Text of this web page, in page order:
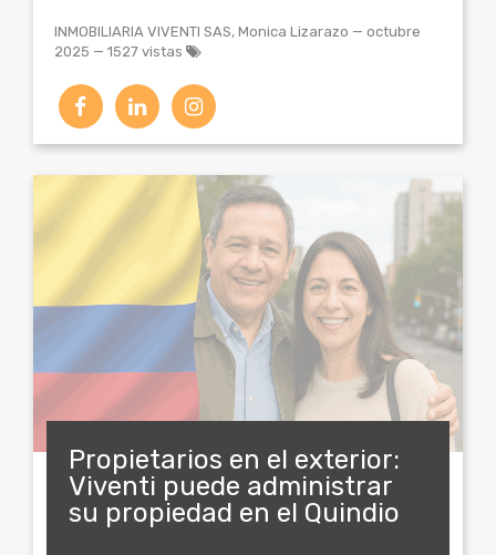
INMOBILIARIA VIVENTI SAS, Monica Lizarazo —octubre
2025 — 1527 vistas
Propietarios en el exterior:
Viventi puede administrar
su propiedad en el Quindio